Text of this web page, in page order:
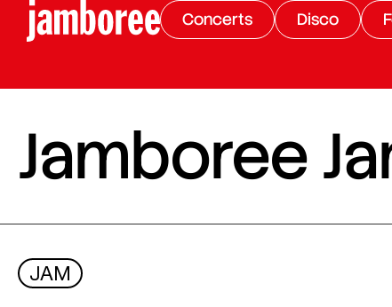
Concerts Disco
Jamboree
JAM